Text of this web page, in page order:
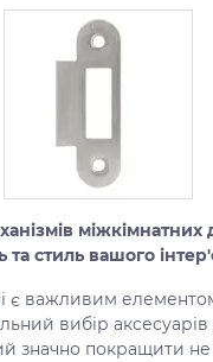
міжкімнатних
та стиль вашого
є важливим
вибір аксесуарів
значно покращити не